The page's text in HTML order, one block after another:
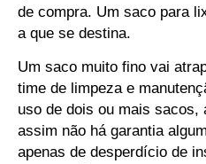
de compra. Um saco para
a que se destina.
Um saco muito fino vai
time de limpeza e
uso de dois ou mais sacos,
assim não há garantia
apenas de desperdício de